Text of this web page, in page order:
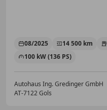
08/2025 14 500 km
100 kW (136 PS)
Autohaus Ing. Gredinger GmbH
AT-7122 Gols